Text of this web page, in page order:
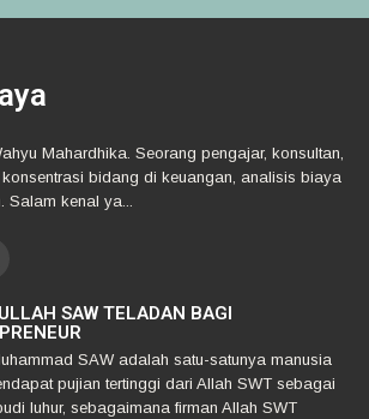
Mahardhika. Seorang pengajar, konsultan,
bidang di keuangan, analisis biaya
Salam kenal ya...
SAW TELADAN BAGI
SAW adalah satu-satunya manusia
pujian tertinggi dari Allah SWT sebagai
luhur, sebagaimana firman Allah SWT